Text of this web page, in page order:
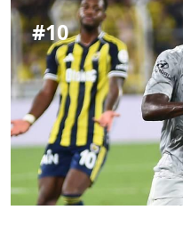
#10